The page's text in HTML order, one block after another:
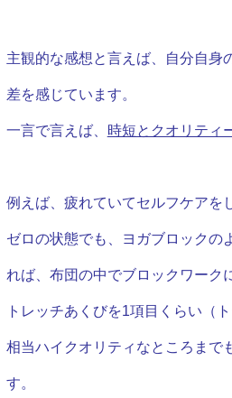
主観的な感想と言えば、自分自身
差を感じています。
一言で言えば、 時短とクオリティ
例えば、疲れていてセルフケアを
ゼロの状態でも、ヨガブロックの
れば、布団の中でブロックワーク
トレッチあくびを1項目くらい（
相当ハイクオリティなところまで
す。